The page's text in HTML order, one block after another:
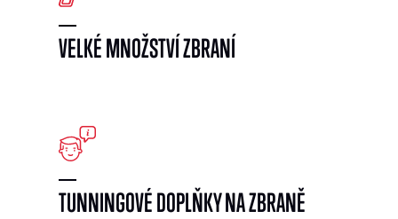
VELKÉ MNOŽSTVÍ ZBRANÍ
TUNNINGOVÉ DOPLŇKY NA ZBRANĚ